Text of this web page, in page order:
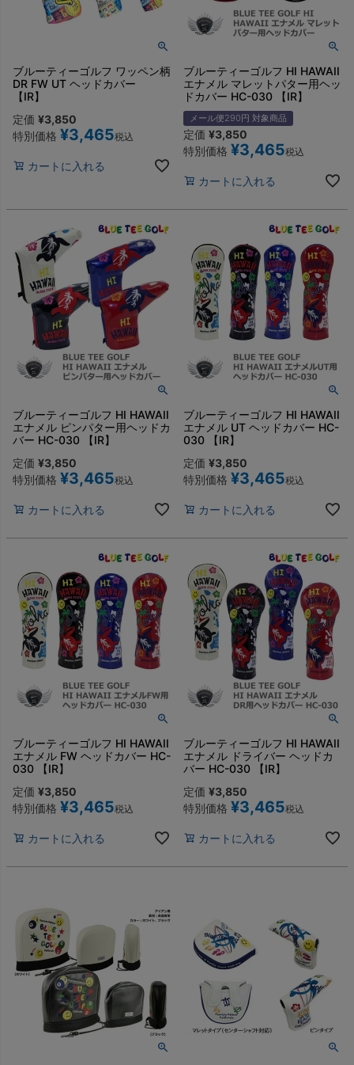
ブルーティーゴルフ ワッペン柄
DR FW UT ヘッドカバー
【IR】
定価 ¥3,850
特別価格 ¥3,465税込
カートに入れる
ブルーティーゴルフ HI HAWAII
エナメル マレットパター用ヘッ
ドカバー HC-030 【IR】
メール便290円 対象商品
定価 ¥3,850
特別価格 ¥3,465税込
カートに入れる
ブルーティーゴルフ HI HAWAII
エナメル ピンパター用ヘッドカ
バー HC-030 【IR】
定価 ¥3,850
特別価格 ¥3,465税込
カートに入れる
ブルーティーゴルフ HI HAWAII
エナメル UT ヘッドカバー HC-
030 【IR】
定価 ¥3,850
特別価格 ¥3,465税込
カートに入れる
ブルーティーゴルフ HI HAWAII
エナメル FW ヘッドカバー HC-
030 【IR】
定価 ¥3,850
特別価格 ¥3,465税込
カートに入れる
ブルーティーゴルフ HI HAWAII
エナメル ドライバー ヘッドカ
バー HC-030 【IR】
定価 ¥3,850
特別価格 ¥3,465税込
カートに入れる